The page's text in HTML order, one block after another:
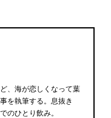
、海が恋しくなって葉
を執筆する。息抜き
のひとり飲み。